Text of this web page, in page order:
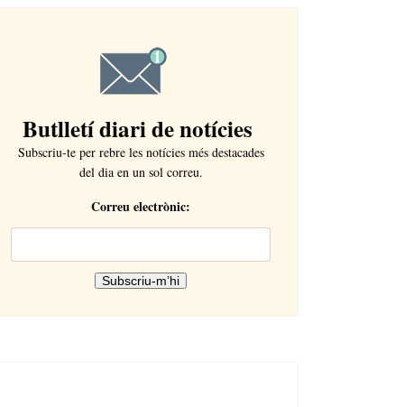
Butlletí diari de notícies
Subscriu-te per rebre les notícies més destacades
del dia en un sol correu.
Correu electrònic: